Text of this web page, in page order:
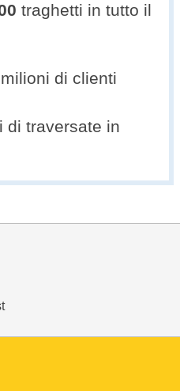
traghetti in tutto il
milioni di clienti
di traversate in